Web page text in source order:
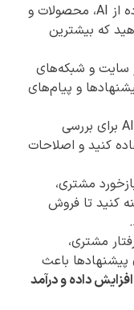
با استفاده از AI، محصولات و
که بیشترین
سایت و شبکه‌های
و پیام‌های
از ابزارهای AI برای بررسی
کنید و اصلاحات
مشتری،
کنید تا فروش
مشتری،
باعث
داده و درآمد